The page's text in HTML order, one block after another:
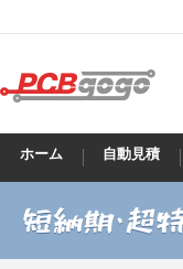
ホーム 自動見積